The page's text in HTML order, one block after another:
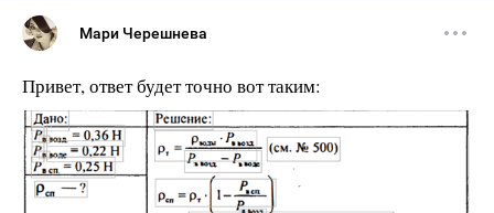
Мари Черешнева
Привет, ответ будет точно вот таким: